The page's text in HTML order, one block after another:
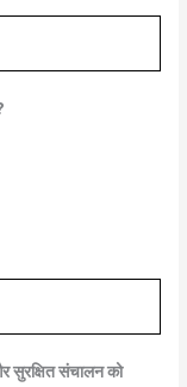
सुरक्षित संचालन को